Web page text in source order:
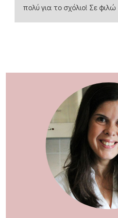
πολύ για το σχόλιο! Σε φιλώ